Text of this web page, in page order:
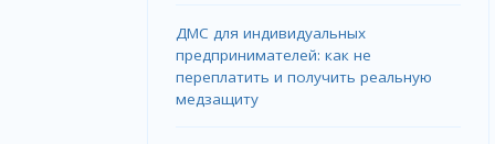
ДМС для индивидуальных
предпринимателей: как не
переплатить и получить реальную
медзащиту